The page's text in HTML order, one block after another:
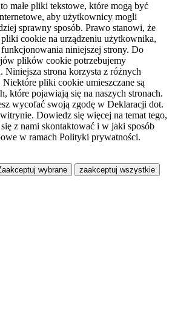
małe pliki tekstowe, które mogą być
aby użytkownicy mogli
sprawny sposób. Prawo stanowi, że
cookie na urządzeniu użytkownika,
niniejszej strony. Do
plików cookie potrzebujemy
strona korzysta z różnych
pliki cookie umieszczane są
które pojawiają się na naszych stronach.
wycofać swoją zgodę w Deklaracji dot.
Dowiedz się więcej na temat tego,
z nami skontaktować i w jaki sposób
w ramach Polityki prywatności.
wybrane zaakceptuj wszystkie